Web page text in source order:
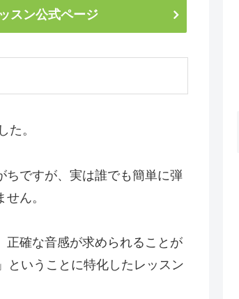
スン公式ページ
た。
ちですが、実は誰でも簡単に弾
ん。
正確な音感が求められることが
ということに特化したレッスン